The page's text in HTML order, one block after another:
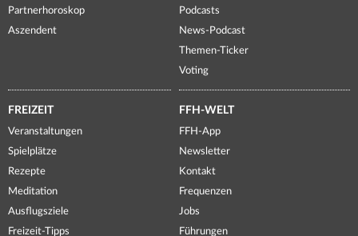
Partnerhoroskop
Aszendent
Podcasts
News-Podcast
Themen-Ticker
Voting
FREIZEIT
Veranstaltungen
Spielplätze
Rezepte
Meditation
Ausflugsziele
Freizeit-Tipps
FFH-WELT
FFH-App
Newsletter
Kontakt
Frequenzen
Jobs
Führungen